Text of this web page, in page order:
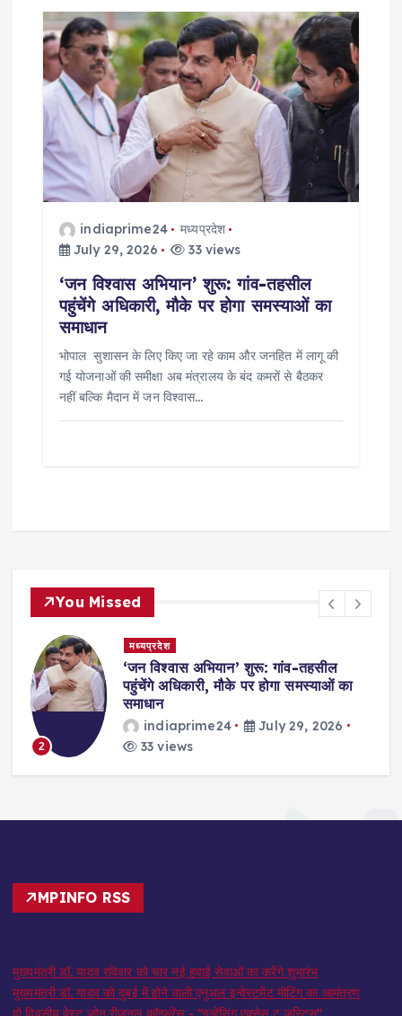
indiaprime24
मध्यप्रदेश
July 29, 2026
33 views
‘जन विश्वास अभियान’ शुरू: गांव-तहसील
पहुंचेंगे अधिकारी, मौके पर होगा समस्याओं का
समाधान
भोपाल सुशासन के लिए किए जा रहे काम और जनहित में लागू की
गई योजनाओं की समीक्षा अब मंत्रालय के बंद कमरों से बैठकर
नहीं बल्कि मैदान में जन विश्वास…
You Missed
2
मध्यप्रदेश
‘जन विश्वास अभियान’ शुरू: गांव-तहसील
पहुंचेंगे अधिकारी, मौके पर होगा समस्याओं का
समाधान
indiaprime24
July 29, 2026
33 views
MPINFO RSS
मुख्यमंत्री डॉ. यादव रविवार को चार नई हवाई सेवाओं का करेंगे शुभारंभ
मुख्यमंत्री डॉ. यादव को दुबई में होने वाली एनुअल इन्वेस्टमेंट मीटिंग का आमंत्रण